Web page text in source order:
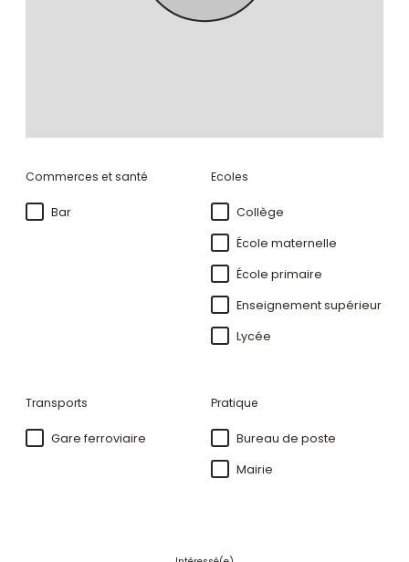
Commerces et santé
Bar
Ecoles
Collège
École maternelle
École primaire
Enseignement supérieur
Lycée
Transports
Gare ferroviaire
Pratique
Bureau de poste
Mairie